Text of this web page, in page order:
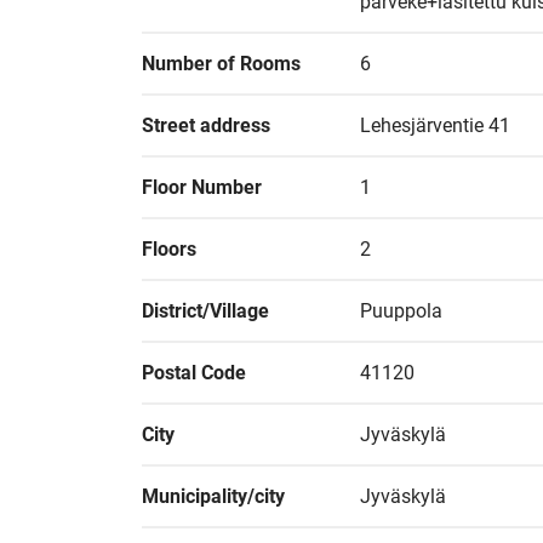
Number of Rooms 6
Street address Lehesjärventie 41
Floor Number 1
Floors 2
District/Village Puuppola
Postal Code 41120
City Jyväskylä
Municipality/city Jyväskylä